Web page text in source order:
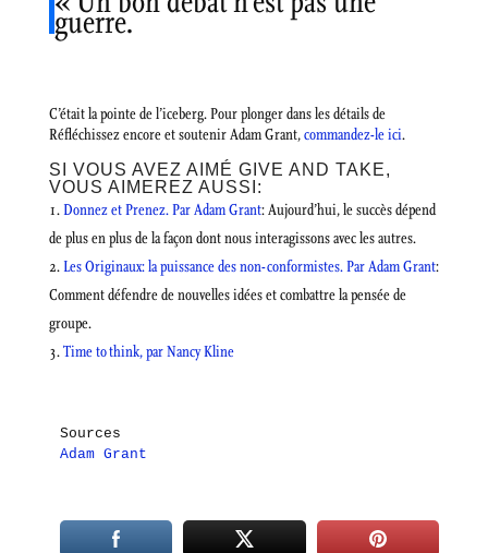
guerre.
C’était la pointe de l’iceberg. Pour plonger dans les détails de
Réfléchissez encore et soutenir Adam Grant,commandez-le ici.
SI VOUS AVEZ AIMÉ GIVE AND TAKE,
VOUS AIMEREZ AUSSI:
Donnez et Prenez. Par Adam Grant: Aujourd’hui, le succès dépend
de plus en plus de la façon dont nous interagissons avec les autres.
Les Originaux: la puissance des non-conformistes. Par Adam Grant:
Comment défendre de nouvelles idées et combattre la pensée de
groupe.
Time to think, par Nancy Kline
Adam Grant